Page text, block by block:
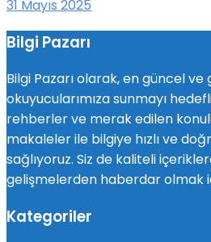
31 Mayıs 2025
Bilgi Pazarı
Bilgi Pazarı olarak, en güncel
okuyucularımıza sunmayı
rehberler ve merak edilen
makaleler ile bilgiye hızlı ve
sağlıyoruz. Siz de kaliteli
gelişmelerden haberdar olmak
Kategoriler